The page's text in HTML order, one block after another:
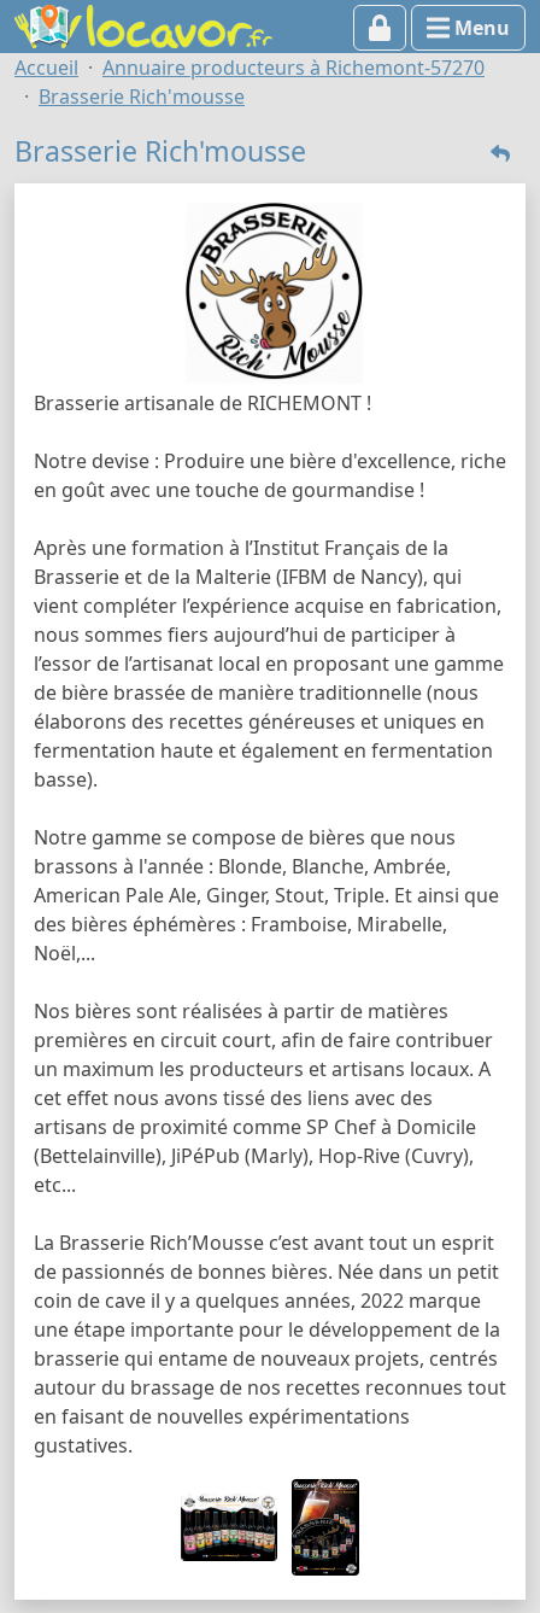
Menu
Accueil
Annuaire producteurs à Richemont-57270
Brasserie Rich'mousse
Brasserie Rich'mousse
Brasserie artisanale de RICHEMONT !
Notre devise : Produire une bière d'excellence, riche
en goût avec une touche de gourmandise !
Après une formation à l’Institut Français de la
Brasserie et de la Malterie (IFBM de Nancy), qui
vient compléter l’expérience acquise en fabrication,
nous sommes fiers aujourd’hui de participer à
l’essor de l’artisanat local en proposant une gamme
de bière brassée de manière traditionnelle (nous
élaborons des recettes généreuses et uniques en
fermentation haute et également en fermentation
basse).
Notre gamme se compose de bières que nous
brassons à l'année : Blonde, Blanche, Ambrée,
American Pale Ale, Ginger, Stout, Triple. Et ainsi que
des bières éphémères : Framboise, Mirabelle,
Noël,...
Nos bières sont réalisées à partir de matières
premières en circuit court, afin de faire contribuer
un maximum les producteurs et artisans locaux. A
cet effet nous avons tissé des liens avec des
artisans de proximité comme SP Chef à Domicile
(Bettelainville), JiPéPub (Marly), Hop-Rive (Cuvry),
etc...
La Brasserie Rich’Mousse c’est avant tout un esprit
de passionnés de bonnes bières. Née dans un petit
coin de cave il y a quelques années, 2022 marque
une étape importante pour le développement de la
brasserie qui entame de nouveaux projets, centrés
autour du brassage de nos recettes reconnues tout
en faisant de nouvelles expérimentations
gustatives.